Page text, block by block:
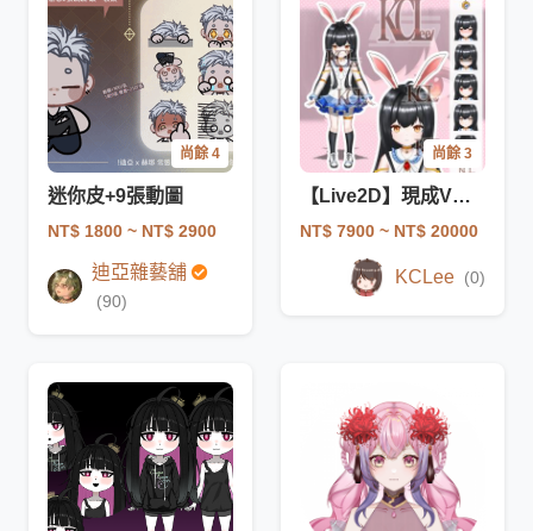
尚餘 4
迷你皮+9張動圖
NT$ 1800 ~ NT$ 2900
迪亞雜藝舖
(90)
尚餘 3
【Live2D】現成V皮模組/Live2D拆分立繪+建模
NT$ 7900 ~ NT$ 20000
KCLee (0)